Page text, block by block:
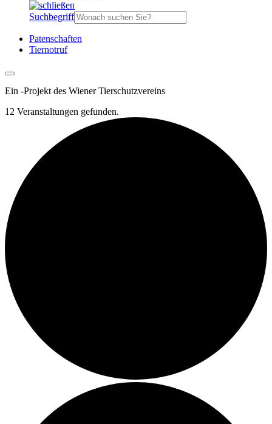
Suchbegriff
Patenschaften
Tiernotruf
Ein -Projekt des Wiener Tierschutzvereins
12 Veranstaltungen gefunden.